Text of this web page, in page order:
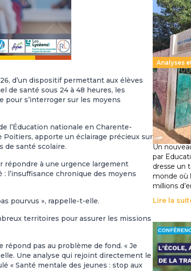
d’un dispositif permettant aux élèves
de santé sous 24 à 48 heures, les
pour s’interroger sur les moyens
l’Éducation nationale en Charente-
Poitiers, apporte un éclairage précieux sur
de santé scolaire.
répondre à une urgence largement
l’insuffisance chronique des moyens
pourvus », rappelle-t-elle.
territoires pour assurer les missions
répond pas au problème de fond. « Je
Une analyse qui rejoint directement le
« Santé mentale des jeunes : stop aux
Analyses
258
de la
11 juillet 2026
Un
par
dresse un
monde où
millions
Lire la